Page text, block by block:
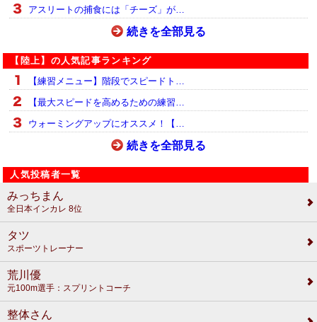
アスリートの捕食には「チーズ」が…
続きを全部見る
【陸上】の人気記事ランキング
【練習メニュー】階段でスピードト…
【最大スピードを高めるための練習…
ウォーミングアップにオススメ！【…
続きを全部見る
人気投稿者一覧
みっちまん
全日本インカレ 8位
タツ
スポーツトレーナー
荒川優
元100m選手：スプリントコーチ
整体さん